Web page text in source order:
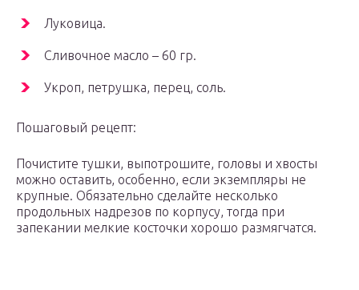
Луковица.
Сливочное масло – 60 гр.
Укроп, петрушка, перец, соль.
Пошаговый рецепт:
Почистите тушки, выпотрошите, головы и хвосты
можно оставить, особенно, если экземпляры не
крупные. Обязательно сделайте несколько
продольных надрезов по корпусу, тогда при
запекании мелкие косточки хорошо размягчатся.